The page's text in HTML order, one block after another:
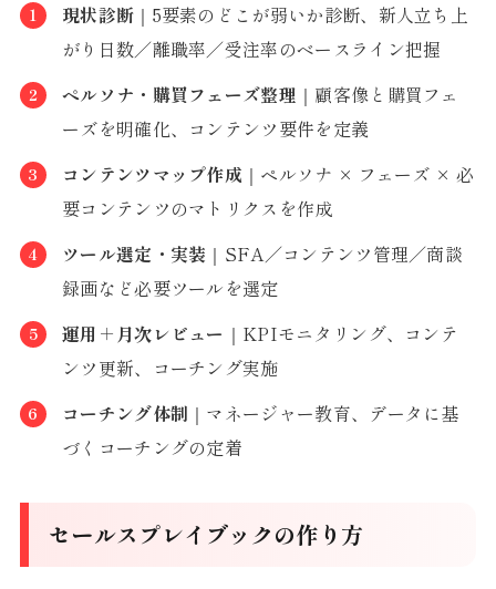
現状診断 ｜5要素のどこが弱いか診断、新人立ち上
がり日数／離職率／受注率のベースライン把握
ペルソナ・購買フェーズ整理 ｜顧客像と購買フェ
ーズを明確化、コンテンツ要件を定義
コンテンツマップ作成 ｜ペルソナ × フェーズ × 必
要コンテンツのマトリクスを作成
ツール選定・実装 ｜SFA／コンテンツ管理／商談
録画など必要ツールを選定
運用＋月次レビュー ｜KPIモニタリング、コンテ
ンツ更新、コーチング実施
コーチング体制 ｜マネージャー教育、データに基
づくコーチングの定着
セールスプレイブックの作り方